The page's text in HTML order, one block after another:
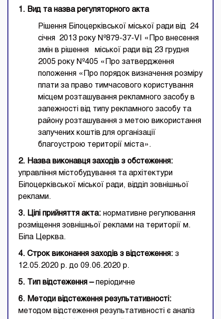
1. Вид та назва регуляторного акта
Рішення Білоцерківської міської ради від 24
січня 2013 року №879-37-VI «Про внесення
змін в рішення міської ради від 23 грудня
2005 року №405 «Про затвердження
положення «Про порядок визначення розміру
плати за право тимчасового користування
місцем розташування рекламного засобу в
залежності від типу рекламного засобу та
району розташування з метою використання
залучених коштів для організації
благоустрою території міста».
2. Назва виконавця заходів з обстеження:
управління містобудування та архітектури
Білоцерківської міської ради, відділ зовнішньої
реклами.
3. Цілі прийняття акта: нормативне регулювання
розміщення зовнішньої реклами на території м.
Біла Церква.
4. Строк виконання заходів з відстеження: з
12.05.2020 р. до 09.06.2020 р.
5. Тип відстеження – періодичне
6. Методи відстеження результативності:
методом відстеження результативності є аналіз